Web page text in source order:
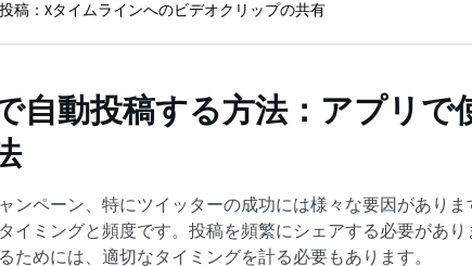
稿：Xタイムラインへのビデオクリップの共有
自動投稿する方法：アプリで
ンペーン、特にツイッターの成功には様々な要因がありま
イミングと頻度です。投稿を頻繁にシェアする必要があ
ためには、適切なタイミングを計る必要もあります。